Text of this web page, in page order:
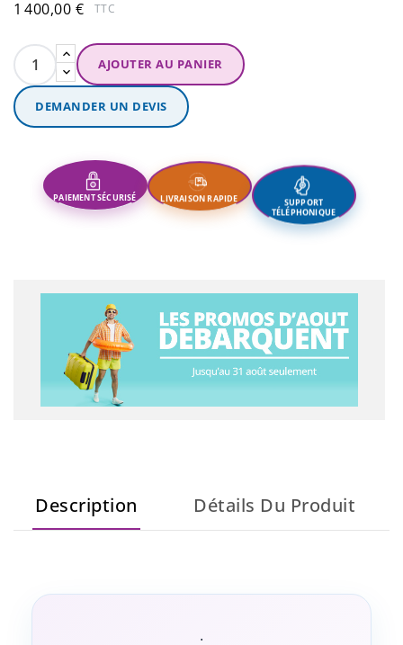
1 400,00 €
TTC
AJOUTER AU PANIER
DEMANDER UN DEVIS
PAIEMENT SÉCURISÉ LIVRAISON RAPIDE
SUPPORT
TÉLÉPHONIQUE
Description Détails Du Produit
.